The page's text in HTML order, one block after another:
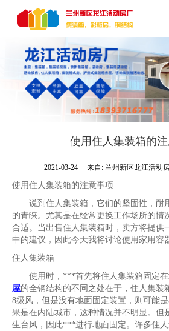
使用住人集装箱的
2021-03-24 来自: 兰州新区龙江活动
使用住人集装箱的注意事项
说到住人集装箱，它们的坚固性，耐
的青睐。尤其是在经常更换工作场所的情
合适。当出售住人集装箱时，卖方将提供
中的建议，因此今天我将讨论使用家用容
住人集装箱
使用时，***首先将住人集装箱固定
屋的全钢结构的不同之处在于，住人集装
8级风，但是没有地面固定装置，则可能
果是在内陆城市，这种情况并不明显。但
生台风，因此***进行地面固定。许多住